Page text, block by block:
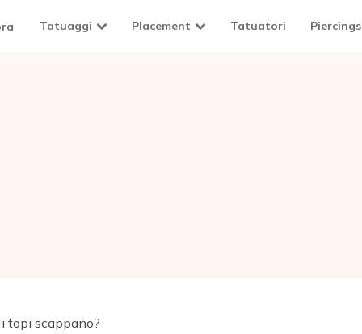
Tatuaggi Placement Tatuatori Piercings
topi scappano?